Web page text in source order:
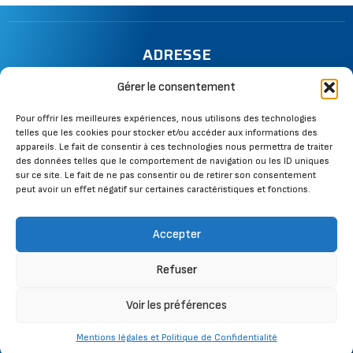
Gérer le consentement
Pour offrir les meilleures expériences, nous utilisons des technologies
telles que les cookies pour stocker et/ou accéder aux informations des
appareils. Le fait de consentir à ces technologies nous permettra de traiter
des données telles que le comportement de navigation ou les ID uniques
sur ce site. Le fait de ne pas consentir ou de retirer son consentement
peut avoir un effet négatif sur certaines caractéristiques et fonctions.
Accepter
Refuser
Voir les préférences
Mentions légales et Politique de Confidentialité
ADRESSE
13 rue de la Mazière, 67130 Wisches
TÉLÉPHONE
06 28 73 34 00
MAIL
SUIVEZ-NOUS
confidentialité